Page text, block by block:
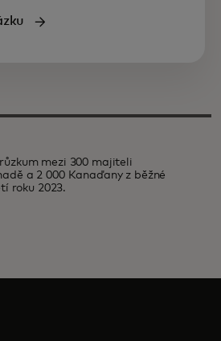
mezi 300 majiteli
a 2 000 Kanaďany z běžné
roku 2023.